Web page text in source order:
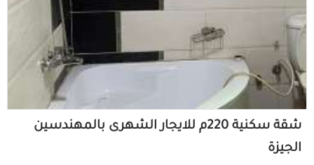
شقة سكنية 220م للايجار الشهرى بالمهندسين
الجيزة